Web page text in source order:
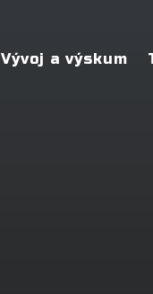
Vývoj a výskum